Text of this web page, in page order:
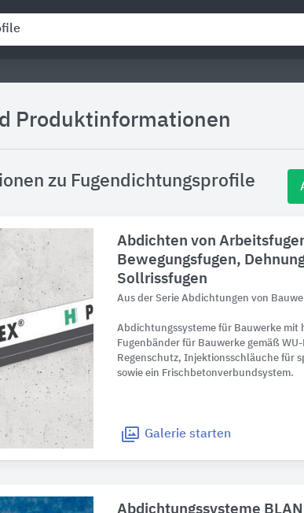
Produktinformationen
zu Fugendichtungsprofile
Abdichten von
Bewegungsfugen,
Sollrissfugen
Aus der Serie Abdichtungen von
Abdichtungssysteme für Bauwerke mit
Fugenbänder für Bauwerke gemäß
Regenschutz, Injektionsschläuche für
sowie ein Frischbetonverbundsystem.
Galerie starten
Abdichtungssysteme